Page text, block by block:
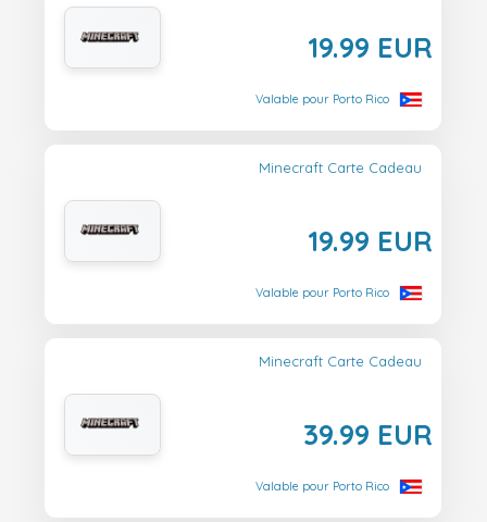
19.99 EUR
Valable pour Porto Rico
Minecraft Carte Cadeau
19.99 EUR
Valable pour Porto Rico
Minecraft Carte Cadeau
39.99 EUR
Valable pour Porto Rico